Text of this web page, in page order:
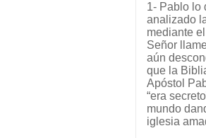
1- Pablo lo
analizado
mediante
Señor
aún
que la
Apóstol
“era
mundo
iglesia